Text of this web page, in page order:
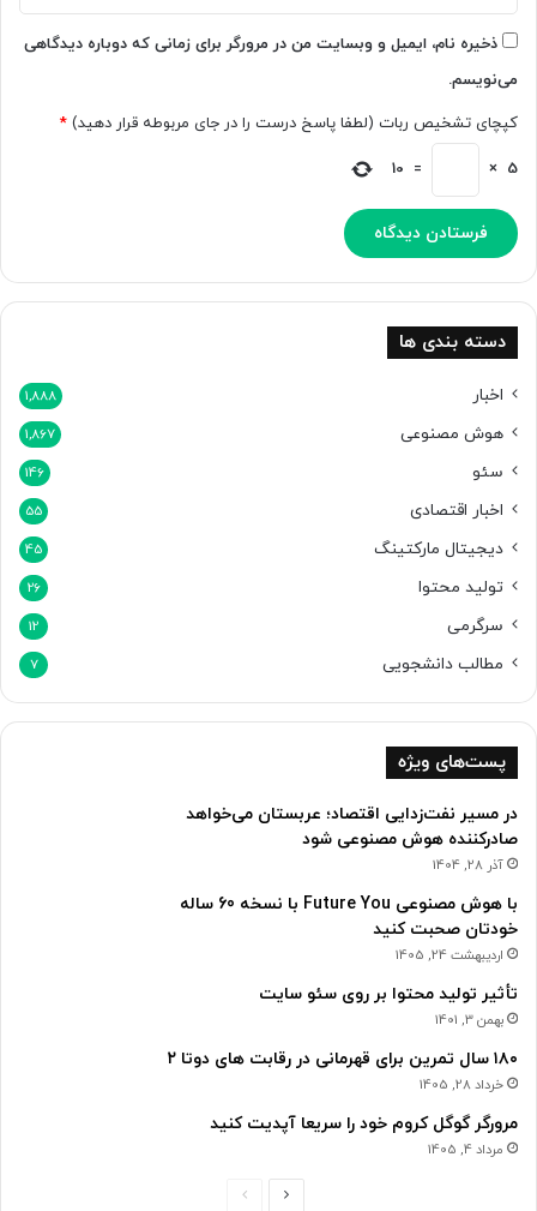
ص
و
ی
ی
ل
ش
و
د
؟
ذخیره نام، ایمیل و وبسایت من در مرورگر برای زمانی که دوباره دیدگاهی
می‌نویسم.
کپچای تشخیص ربات (لطفا پاسخ درست را در جای مربوطه قرار دهید) *
5
×
=
10
دسته بندی ها
اخبار 1,888
هوش مصنوعی 1,867
سئو 146
اخبار اقتصادی 55
دیجیتال مارکتینگ 45
تولید محتوا 26
سرگرمی 12
مطالب دانشجویی 7
پست‌های ویژه
در مسیر نفت‌زدایی اقتصاد؛ عربستان می‌خواهد
صادرکننده هوش مصنوعی شود
آذر 28, 1404
با هوش مصنوعی Future You با نسخه 60 ساله
خودتان صحبت کنید
اردیبهشت 24, 1405
تأثیر تولید محتوا بر روی سئو سایت
بهمن 3, 1401
۱۸۰ سال تمرین برای قهرمانی در رقابت های دوتا ۲
خرداد 28, 1405
مرورگر گوگل کروم خود را سریعا آپدیت کنید
مرداد 4, 1405